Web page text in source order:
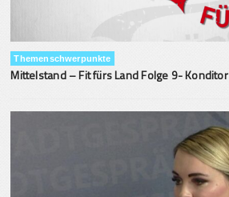
Themenschwerpunkte
Mittelstand – Fit fürs Land Folge 9- Konditor